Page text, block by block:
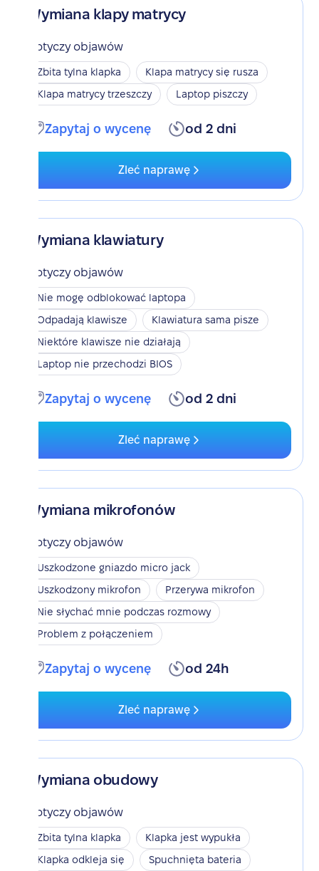
Wymiana klapy matrycy
Dotyczy objawów
Zbita tylna klapka
Klapa matrycy się rusza
Klapa matrycy trzeszczy
Laptop piszczy
Zapytaj o wycenę od 2 dni
Zleć naprawę
Wymiana klawiatury
Dotyczy objawów
Nie mogę odblokować laptopa
Odpadają klawisze
Klawiatura sama pisze
Niektóre klawisze nie działają
Laptop nie przechodzi BIOS
Zapytaj o wycenę od 2 dni
Zleć naprawę
Wymiana mikrofonów
Dotyczy objawów
Uszkodzone gniazdo micro jack
Uszkodzony mikrofon
Przerywa mikrofon
Nie słychać mnie podczas rozmowy
Problem z połączeniem
Zapytaj o wycenę od 24h
Zleć naprawę
Wymiana obudowy
Dotyczy objawów
Zbita tylna klapka
Klapka jest wypukła
Klapka odkleja się
Spuchnięta bateria